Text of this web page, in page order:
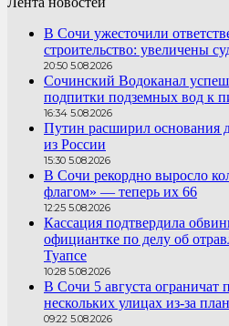
В Сочи ужесточили
строительство: увеличены
20:50 5.08.2026
Сочинский Водоканал
подпитки подземных вод к
16:34 5.08.2026
Путин расширил основания
из России
15:30 5.08.2026
В Сочи рекордно выросло
флагом» — теперь их 66
12:25 5.08.2026
Кассация подтвердила
официантке по делу об
Туапсе
10:28 5.08.2026
В Сочи 5 августа ограничат
нескольких улицах из-за
09:22 5.08.2026